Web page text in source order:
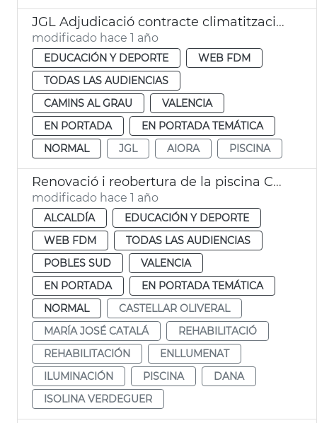
JGL Adjudicació contracte climatització piscina Aiora
modificado hace 1 año
EDUCACIÓN Y DEPORTE
WEB FDM
TODAS LAS AUDIENCIAS
CAMINS AL GRAU
VALENCIA
EN PORTADA
EN PORTADA TEMÁTICA
NORMAL
JGL AIORA PISCINA
Renovació i reobertura de la piscina Castellar després de la dana
modificado hace 1 año
ALCALDÍA
EDUCACIÓN Y DEPORTE
WEB FDM
TODAS LAS AUDIENCIAS
POBLES SUD
VALENCIA
EN PORTADA
EN PORTADA TEMÁTICA
NORMAL
CASTELLAR OLIVERAL
MARÍA JOSÉ CATALÁ
REHABILITACIÓ
REHABILITACIÓN
ENLLUMENAT
ILUMINACIÓN
PISCINA
DANA
ISOLINA VERDEGUER